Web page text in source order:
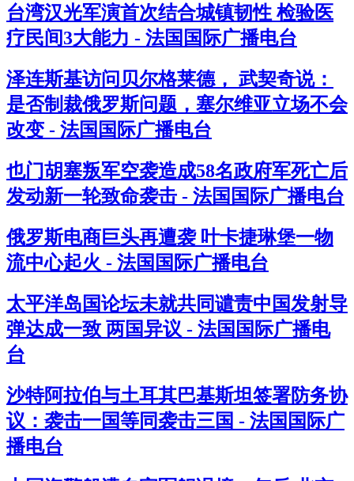
台湾汉光军演首次结合城镇韧性 检验医
疗民间3大能力 - 法国国际广播电台
泽连斯基访问贝尔格莱德， 武契奇说：
是否制裁俄罗斯问题，塞尔维亚立场不会
改变 - 法国国际广播电台
也门胡塞叛军空袭造成58名政府军死亡后
发动新一轮致命袭击 - 法国国际广播电台
俄罗斯电商巨头再遭袭 叶卡捷琳堡一物
流中心起火 - 法国国际广播电台
太平洋岛国论坛未就共同谴责中国发射导
弹达成一致 两国异议 - 法国国际广播电
台
沙特阿拉伯与土耳其巴基斯坦签署防务协
议：袭击一国等同袭击三国 - 法国国际广
播电台